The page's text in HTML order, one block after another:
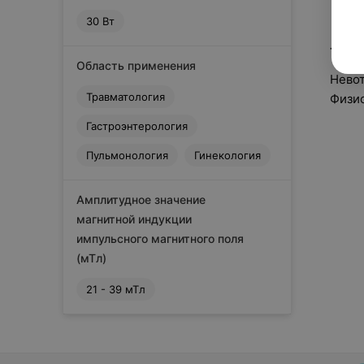
30 Вт
Область применения
Травматология
Гастроэнтерология
Пульмонология Гинекология
Амплитудное значение
магнитной индукции
импульсного магнитного поля
(мТл)
21 - 39 мТл